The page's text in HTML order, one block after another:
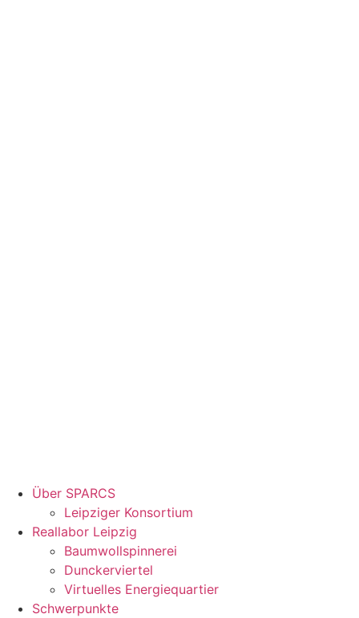
Über SPARCS
Leipziger Konsortium
Reallabor Leipzig
Baumwollspinnerei
Dunckerviertel
Virtuelles Energiequartier
Schwerpunkte